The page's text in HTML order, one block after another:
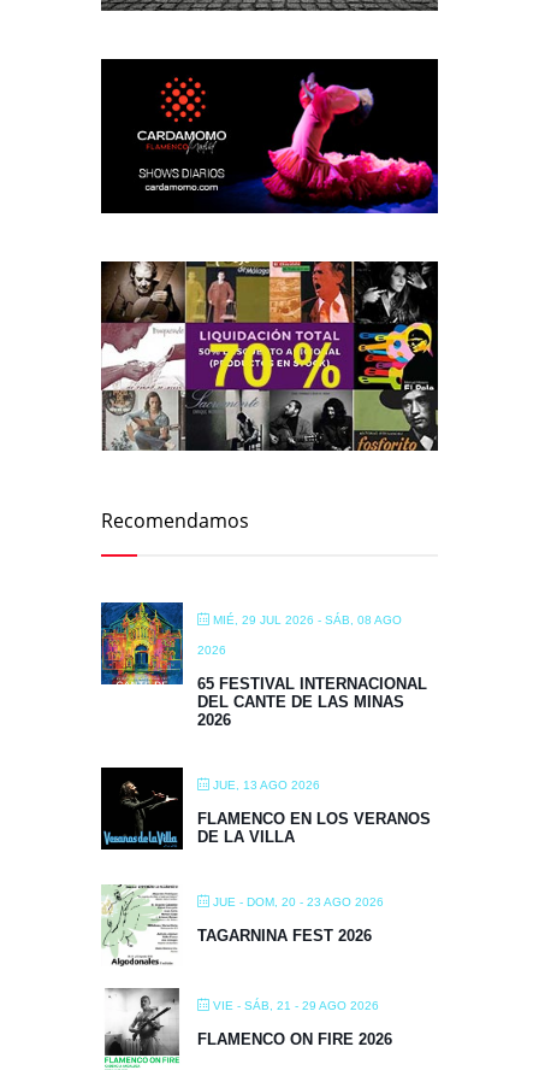
Recomendamos
MIÉ, 29 JUL 2026 - SÁB, 08 AGO
2026
65 FESTIVAL INTERNACIONAL
DEL CANTE DE LAS MINAS
2026
JUE, 13 AGO 2026
FLAMENCO EN LOS VERANOS
DE LA VILLA
JUE - DOM, 20 - 23 AGO 2026
TAGARNINA FEST 2026
VIE - SÁB, 21 - 29 AGO 2026
FLAMENCO ON FIRE 2026